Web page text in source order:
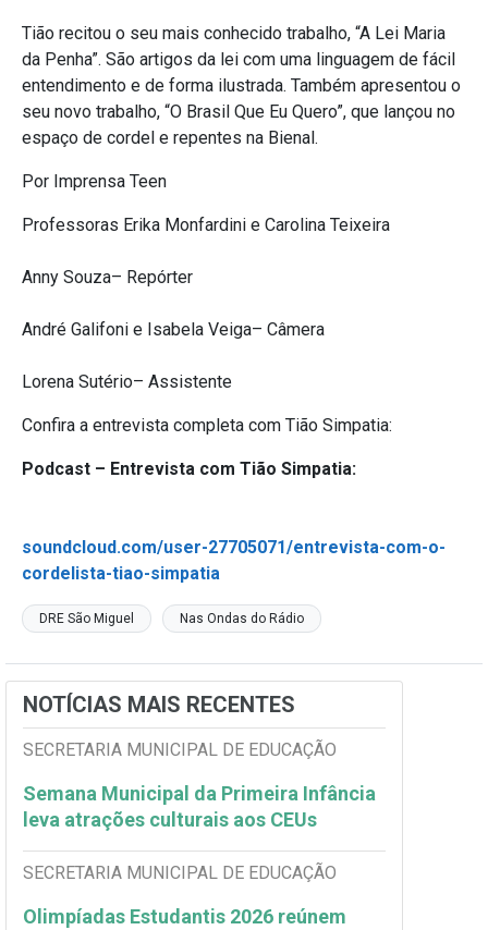
Tião recitou o seu mais conhecido trabalho, “A Lei Maria
da Penha”. São artigos da lei com uma linguagem de fácil
entendimento e de forma ilustrada. Também apresentou o
seu novo trabalho, “O Brasil Que Eu Quero”, que lançou no
espaço de cordel e repentes na Bienal.
Por Imprensa Teen
Professoras Erika Monfardini e Carolina Teixeira
Anny Souza– Repórter
André Galifoni e Isabela Veiga– Câmera
Lorena Sutério– Assistente
Confira a entrevista completa com Tião Simpatia:
Podcast – Entrevista com Tião Simpatia:
soundcloud.com/user-27705071/entrevista-com-o-
cordelista-tiao-simpatia
DRE São Miguel Nas Ondas do Rádio
NOTÍCIAS MAIS RECENTES
SECRETARIA MUNICIPAL DE EDUCAÇÃO
Semana Municipal da Primeira Infância
leva atrações culturais aos CEUs
SECRETARIA MUNICIPAL DE EDUCAÇÃO
Olimpíadas Estudantis 2026 reúnem